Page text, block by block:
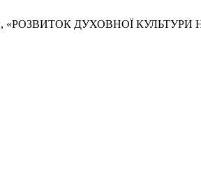
«РОЗВИТОК ДУХОВНОЇ